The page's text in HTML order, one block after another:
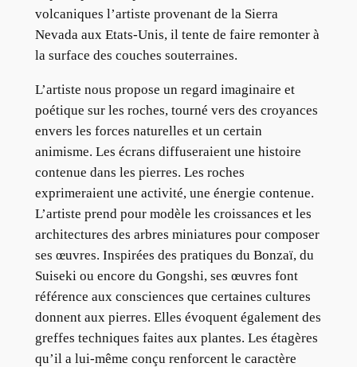
volcaniques l’artiste provenant de la Sierra
Nevada aux Etats-Unis, il tente de faire remonter à
la surface des couches souterraines.
L’artiste nous propose un regard imaginaire et
poétique sur les roches, tourné vers des croyances
envers les forces naturelles et un certain
animisme. Les écrans diffuseraient une histoire
contenue dans les pierres. Les roches
exprimeraient une activité, une énergie contenue.
L’artiste prend pour modèle les croissances et les
architectures des arbres miniatures pour composer
ses œuvres. Inspirées des pratiques du Bonzaï, du
Suiseki ou encore du Gongshi, ses œuvres font
référence aux consciences que certaines cultures
donnent aux pierres. Elles évoquent également des
greffes techniques faites aux plantes. Les étagères
qu’il a lui-même conçu renforcent le caractère